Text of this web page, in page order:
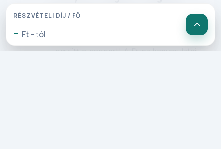
Vadaspark traktoros körséta
Szegedről útnak indulva Budapest után
együtt a csoport! A Duna ka­nyarulatai
RÉSZVÉTELI DÍJ / FŐ
- Ft - tól